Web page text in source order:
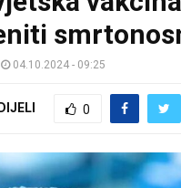
04.10.2024 - 09:25
0